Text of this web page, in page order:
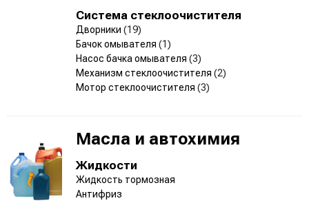
Система стеклоочистителя
Дворники (19)
Бачок омывателя (1)
Насос бачка омывателя (3)
Механизм стеклоочистителя (2)
Мотор стеклоочистителя (3)
Масла и автохимия
Жидкости
Жидкость тормозная
Антифриз